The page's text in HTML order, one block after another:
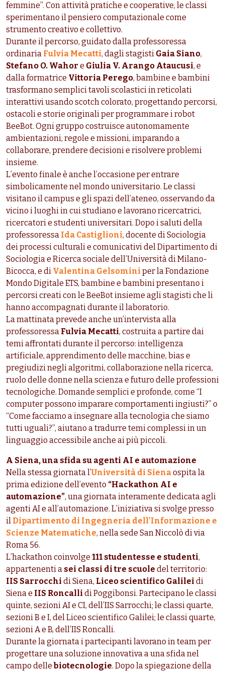
femmine”. Con attività pratiche e cooperative, le classi
sperimentano il pensiero computazionale come
strumento creativo e collettivo.
Durante il percorso, guidato dalla professoressa
ordinaria Fulvia Mecatti, dagli stagisti Gaia Siano,
Stefano O. Wahor e Giulia V. Arango Ataucusi, e
dalla formatrice Vittoria Perego, bambine e bambini
trasformano semplici tavoli scolastici in reticolati
interattivi usando scotch colorato, progettando percorsi,
ostacoli e storie originali per programmare i robot
BeeBot. Ogni gruppo costruisce autonomamente
ambientazioni, regole e missioni, imparando a
collaborare, prendere decisioni e risolvere problemi
insieme.
L’evento finale è anche l’occasione per entrare
simbolicamente nel mondo universitario. Le classi
visitano il campus e gli spazi dell’ateneo, osservando da
vicino i luoghi in cui studiano e lavorano ricercatrici,
ricercatori e studenti universitari. Dopo i saluti della
professoressa Ida Castiglioni, docente di Sociologia
dei processi culturali e comunicativi del Dipartimento di
Sociologia e Ricerca sociale dell’Università di Milano-
Bicocca, e di Valentina Gelsomini per la Fondazione
Mondo Digitale ETS, bambine e bambini presentano i
percorsi creati con le BeeBot insieme agli stagisti che li
hanno accompagnati durante il laboratorio.
La mattinata prevede anche un’intervista alla
professoressa Fulvia Mecatti, costruita a partire dai
temi affrontati durante il percorso: intelligenza
artificiale, apprendimento delle macchine, bias e
pregiudizi negli algoritmi, collaborazione nella ricerca,
ruolo delle donne nella scienza e futuro delle professioni
tecnologiche. Domande semplici e profonde, come “I
computer possono imparare comportamenti ingiusti?” o
“Come facciamo a insegnare alla tecnologia che siamo
tutti uguali?”, aiutano a tradurre temi complessi in un
linguaggio accessibile anche ai più piccoli.
A Siena, una sfida su agenti AI e automazione
Nella stessa giornata l’Università di Sienaospita la
prima edizione dell’evento “Hackathon AI e
automazione”, una giornata interamente dedicata agli
agenti AI e all’automazione. L’iniziativa si svolge presso
il Dipartimento di Ingegneria dell’Informazione e
Scienze Matematiche, nella sede San Niccolò di via
Roma 56.
L’hackathon coinvolge 111 studentesse e studenti,
appartenenti a sei classi di tre scuole del territorio:
IIS Sarrocchi di Siena, Liceo scientifico Galilei di
Siena e IIS Roncalli di Poggibonsi. Partecipano le classi
quinte, sezioni AI e CI, dell’IIS Sarrocchi; le classi quarte,
sezioni B e I, del Liceo scientifico Galilei; le classi quarte,
sezioni A e B, dell’IIS Roncalli.
Durante la giornata i partecipanti lavorano in team per
progettare una soluzione innovativa a una sfida nel
campo delle biotecnologie. Dopo la spiegazione della